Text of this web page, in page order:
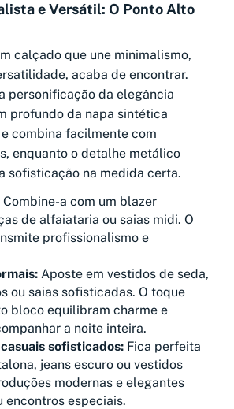
e Versátil: O Ponto Alto
calçado que une minimalismo,
acaba de encontrar.
personificação da elegância
profundo da napa sintética
combina facilmente com
enquanto o detalhe metálico
sofisticação na medida certa.
Combine-a com um blazer
de alfaiataria ou saias midi. O
profissionalismo e
Aposte em vestidos de seda,
ou saias sofisticadas. O toque
bloco equilibram charme e
a noite inteira.
sofisticados: Fica perfeita
jeans escuro ou vestidos
modernas e elegantes
encontros especiais.